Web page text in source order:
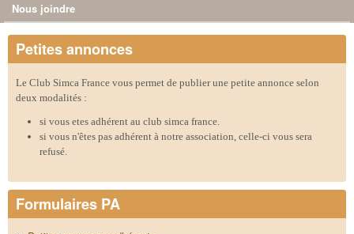
Nous joindre
Petites annonces
Le Club Simca France vous permet de publier une petite annonce selon
deux modalités :
si vous etes adhérent au club simca france.
si vous n'êtes pas adhérent à notre association, celle-ci vous sera
refusé.
Formulaires PA